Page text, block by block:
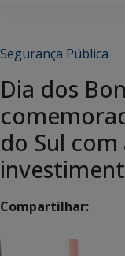
Segurança Pública
Dia dos
do Sul
Compartilhar: